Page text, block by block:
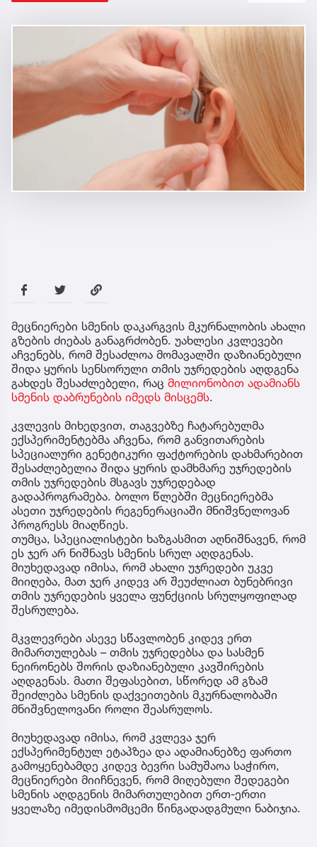
მეცნიერები სმენის დაკარგვის მკურნალობის ახალი
გზების ძიებას განაგრძობენ. უახლესი კვლევები
აჩვენებს, რომ შესაძლოა მომავალში დაზიანებული
შიდა ყურის სენსორული თმის უჯრედების აღდგენა
გახდეს შესაძლებელი, რაც მილიონობით ადამიანს
სმენის დაბრუნების იმედს მისცემს.
კვლევის მიხედვით, თაგვებზე ჩატარებულმა
ექსპერიმენტებმა აჩვენა, რომ განვითარების
სპეციალური გენეტიკური ფაქტორების დახმარებით
შესაძლებელია შიდა ყურის დამხმარე უჯრედების
თმის უჯრედების მსგავს უჯრედებად
გადაპროგრამება. ბოლო წლებში მეცნიერებმა
ასეთი უჯრედების რეგენერაციაში მნიშვნელოვან
პროგრესს მიაღწიეს.
თუმცა, სპეციალისტები ხაზგასმით აღნიშნავენ, რომ
ეს ჯერ არ ნიშნავს სმენის სრულ აღდგენას.
მიუხედავად იმისა, რომ ახალი უჯრედები უკვე
მიიღება, მათ ჯერ კიდევ არ შეუძლიათ ბუნებრივი
თმის უჯრედების ყველა ფუნქციის სრულყოფილად
შესრულება.
მკვლევრები ასევე სწავლობენ კიდევ ერთ
მიმართულებას – თმის უჯრედებსა და სასმენ
ნეირონებს შორის დაზიანებული კავშირების
აღდგენას. მათი შეფასებით, სწორედ ამ გზამ
შეიძლება სმენის დაქვეითების მკურნალობაში
მნიშვნელოვანი როლი შეასრულოს.
მიუხედავად იმისა, რომ კვლევა ჯერ
ექსპერიმენტულ ეტაპზეა და ადამიანებზე ფართო
გამოყენებამდე კიდევ ბევრი სამუშაოა საჭირო,
მეცნიერები მიიჩნევენ, რომ მიღებული შედეგები
სმენის აღდგენის მიმართულებით ერთ-ერთი
ყველაზე იმედისმომცემი წინგადადგმული ნაბიჯია.